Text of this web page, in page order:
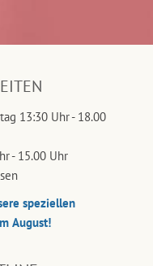
13:30 Uhr - 18.00
- 15.00 Uhr
speziellen
August!